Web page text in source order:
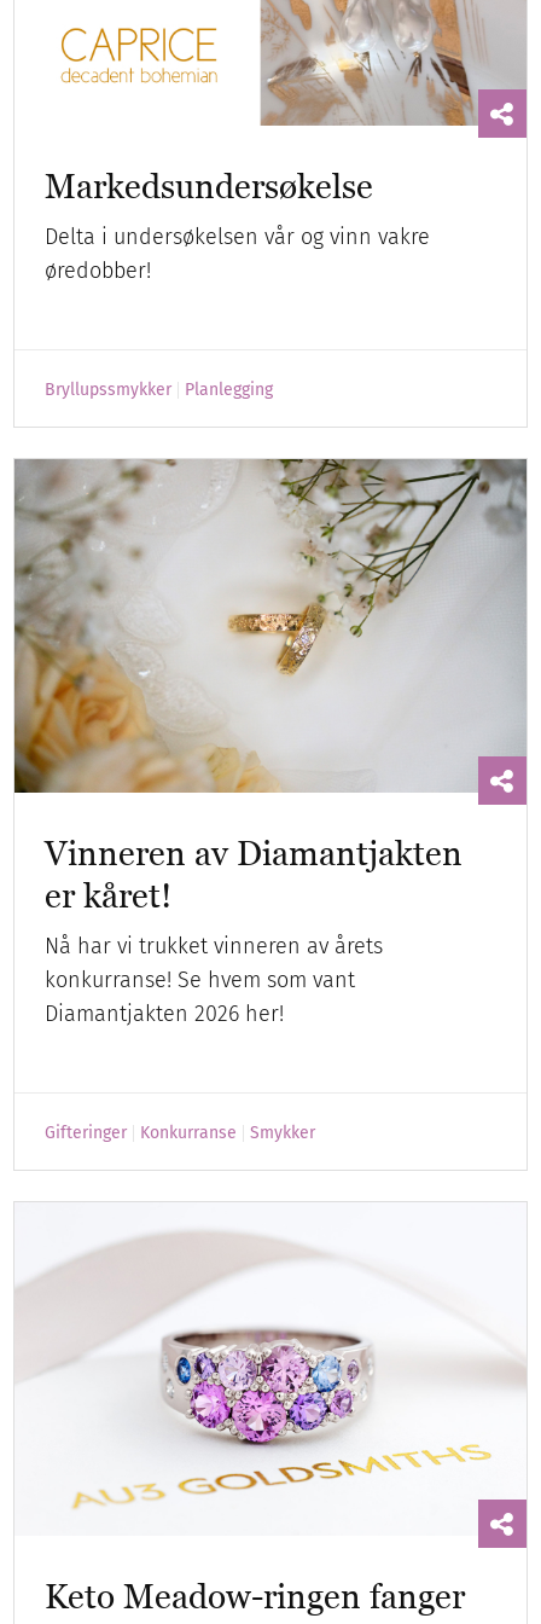
Markedsundersøkelse
Delta i undersøkelsen vår og vinn vakre
øredobber!
Bryllupssmykker Planlegging
Vinneren av Diamantjakten
er kåret!
Nå har vi trukket vinneren av årets
konkurranse! Se hvem som vant
Diamantjakten 2026 her!
Gifteringer Konkurranse Smykker
Keto Meadow-ringen fanger